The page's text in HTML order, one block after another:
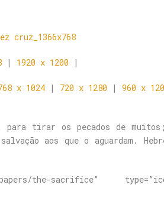
| 1920 x 1200 |
x 1024 | 720 x 1280 | 960 x
para tirar os pecados de
aos que o aguardam.
the-sacrifice”